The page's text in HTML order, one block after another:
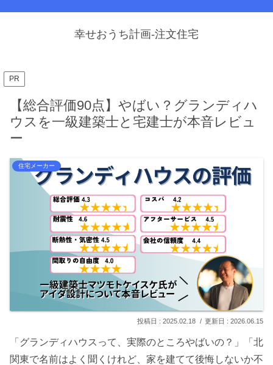
幸せおうち計画-注文住宅
PR
【総合評価90点】やばい？グランディハ
ウスを一級建築士と宅建士が本音レビュ
ー
住宅メーカー
2025.02.18 2026.06.15
「グランディハウスって、実際のところやばいの？」「北
関東で名前はよく聞くけれど、家を建てて後悔しないか不